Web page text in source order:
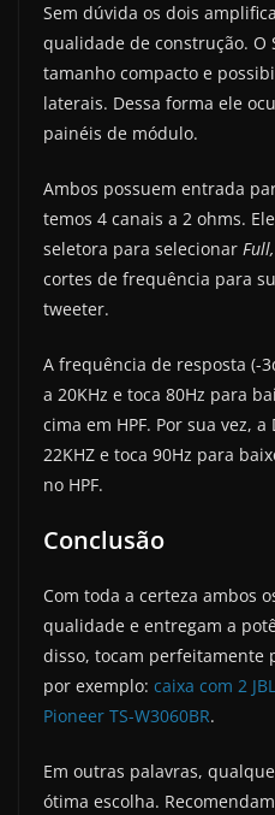
Sem dúvida os dois
qualidade de construção. O
tamanho compacto e
laterais. Dessa forma ele
painéis de módulo.
Ambos possuem entrada
temos 4 canais a 2 ohms.
seletora para selecionar
cortes de frequência para
tweeter.
A frequência de resposta (-
a 20KHz e toca 80Hz para
cima em HPF. Por sua vez, a
22KHZ e toca 90Hz para
no HPF.
Conclusão
Com toda a certeza ambos
qualidade e entregam a
disso, tocam perfeitamente
por exemplo: caixa com 2
Pioneer TS-W3060BR.
Em outras palavras,
ótima escolha.